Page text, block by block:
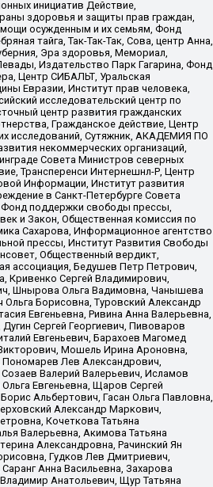
инициатив Действие,
здоровья и защиты прав граждан,
осужденным и их семьям, Фонд
тайга, Так-Так-Так, Сова, центр Анна,
Эра здоровья, Мемориал,
Издательство Парк Гагарина, Фонд
Центр СИБАЛЬТ, Уральская
Евразии, Институт прав человека,
исследовательский центр по
центр развития гражданских
Гражданское действие, Центр
исследований, Сутяжник, АКАДЕМИЯ ПО
некоммерческих организаций,
Совета Министров северных
Трансперенси Интернешнл-Р, Центр
Информации, Институт развития
в Санкт-Петербурге Совета
поддержки свободы прессы,
и Закон, Общественная комиссия по
Сахарова, Информационное агентство
прессы, Институт Развития Свободы
Общественный вердикт,
ассоциация, Бедушев Петр Петрович,
Кривенко Сергей Владимирович,
Шнырова Ольга Вадимовна, Чанышева
Борисовна, Туровский Александр
Евгеньевна, Ривина Анна Валерьевна,
Сергей Георгиевич, Пивоваров
Евгеньевич, Барахоев Магомед
Мошель Ирина Ароновна,
Лев Александрович,
Валерий Валерьевич, Исламов
Евгеньевна, Щаров Сергей
Альбертович, Гасан Ольга Павловна,
Александр Маркович,
Кочеткова Татьяна
Валерьевна, Акимова Татьяна
Александровна, Рачинский Ян
Гудков Лев Дмитриевич,
Анна Васильевна, Захарова
Анатольевич, Щур Татьяна